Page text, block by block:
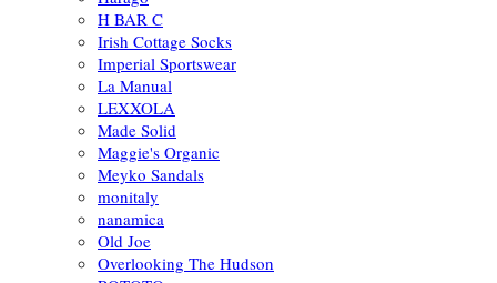
H BAR C
Irish Cottage Socks
Imperial Sportswear
La Manual
LEXXOLA
Made Solid
Maggie's Organic
Meyko Sandals
monitaly
nanamica
Old Joe
Overlooking The Hudson